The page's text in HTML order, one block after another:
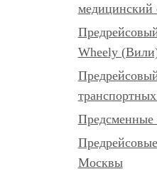
медицинский
Wheely
Предсменные
Москвы